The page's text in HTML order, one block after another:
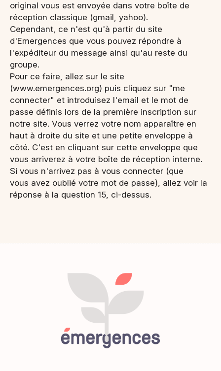
original vous est envoyée dans votre boîte de
réception classique (gmail, yahoo).
Cependant, ce n'est qu'à partir du site
d'Emergences que vous pouvez répondre à
l'expéditeur du message ainsi qu'au reste du
groupe.
Pour ce faire, allez sur le site
(www.emergences.org) puis cliquez sur "me
connecter" et introduisez l'email et le mot de
passe définis lors de la première inscription sur
notre site. Vous verrez votre nom apparaître en
haut à droite du site et une petite enveloppe à
côté. C'est en cliquant sur cette enveloppe que
vous arriverez à votre boîte de réception interne.
Si vous n'arrivez pas à vous connecter (que
vous avez oublié votre mot de passe), allez voir la
réponse à la question 15, ci-dessus.